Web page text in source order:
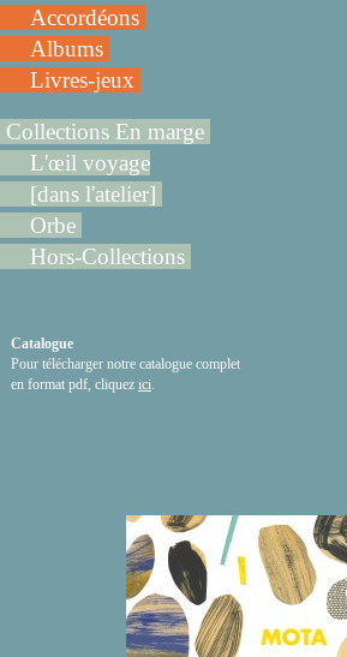
Accordéons
Albums
Livres-jeux
Collections En marge
L'œil voyage
[dans l'atelier]
Orbe
Hors-Collections
Catalogue
Pour télécharger notre catalogue complet
en format pdf, cliquez ici.